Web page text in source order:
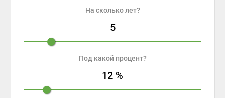
На сколько лет?
5
Под какой процент?
12 %